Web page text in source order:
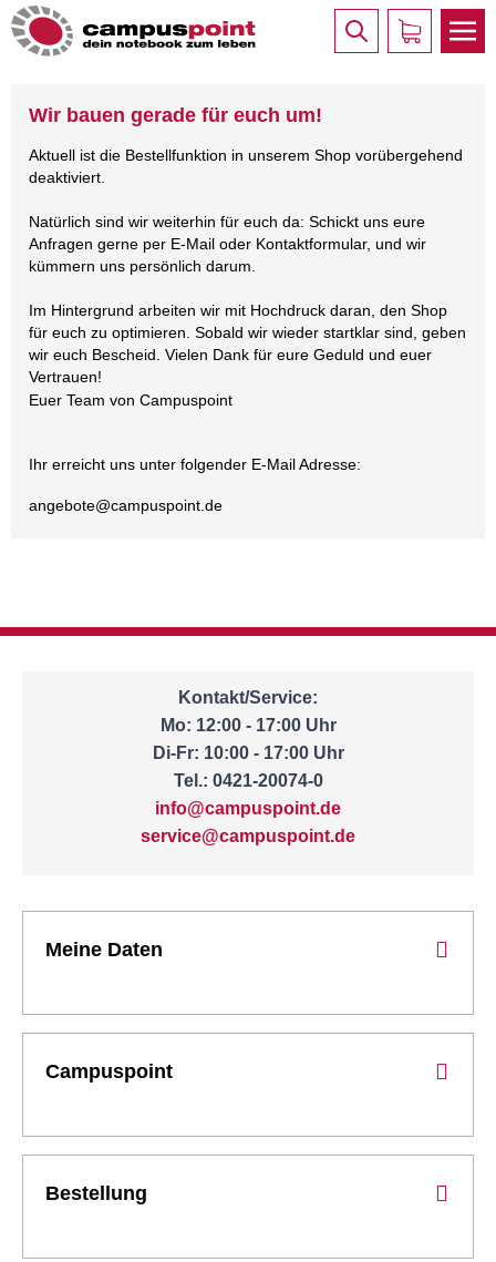
Wir bauen gerade für euch um!
Aktuell ist die Bestellfunktion in unserem Shop vorübergehend
deaktiviert.
Natürlich sind wir weiterhin für euch da: Schickt uns eure
Anfragen gerne per E-Mail oder Kontaktformular, und wir
kümmern uns persönlich darum.
Im Hintergrund arbeiten wir mit Hochdruck daran, den Shop
für euch zu optimieren. Sobald wir wieder startklar sind, geben
wir euch Bescheid. Vielen Dank für eure Geduld und euer
Vertrauen!
Euer Team von Campuspoint
Ihr erreicht uns unter folgender E-Mail Adresse:
angebote@campuspoint.de
Kontakt/Service:
Mo: 12:00 - 17:00 Uhr
Di-Fr: 10:00 - 17:00 Uhr
Tel.: 0421-20074-0
info@campuspoint.de
service@campuspoint.de
Meine Daten
Campuspoint
Bestellung